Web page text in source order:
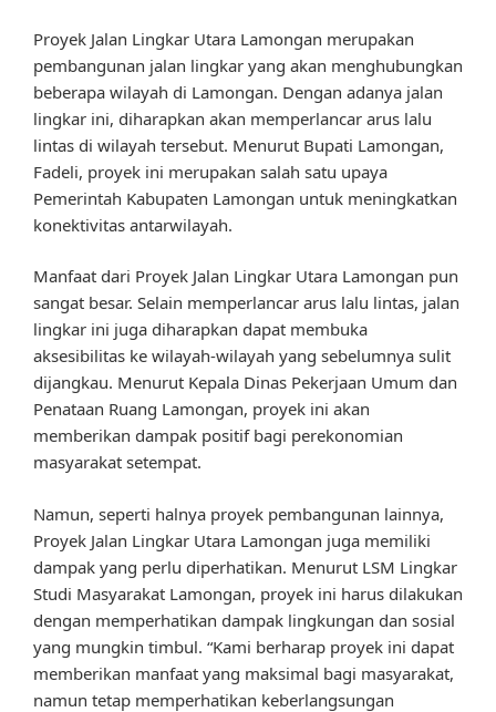
Proyek Jalan Lingkar Utara Lamongan merupakan
pembangunan jalan lingkar yang akan menghubungkan
beberapa wilayah di Lamongan. Dengan adanya jalan
lingkar ini, diharapkan akan memperlancar arus lalu
lintas di wilayah tersebut. Menurut Bupati Lamongan,
Fadeli, proyek ini merupakan salah satu upaya
Pemerintah Kabupaten Lamongan untuk meningkatkan
konektivitas antarwilayah.
Manfaat dari Proyek Jalan Lingkar Utara Lamongan pun
sangat besar. Selain memperlancar arus lalu lintas, jalan
lingkar ini juga diharapkan dapat membuka
aksesibilitas ke wilayah-wilayah yang sebelumnya sulit
dijangkau. Menurut Kepala Dinas Pekerjaan Umum dan
Penataan Ruang Lamongan, proyek ini akan
memberikan dampak positif bagi perekonomian
masyarakat setempat.
Namun, seperti halnya proyek pembangunan lainnya,
Proyek Jalan Lingkar Utara Lamongan juga memiliki
dampak yang perlu diperhatikan. Menurut LSM Lingkar
Studi Masyarakat Lamongan, proyek ini harus dilakukan
dengan memperhatikan dampak lingkungan dan sosial
yang mungkin timbul. “Kami berharap proyek ini dapat
memberikan manfaat yang maksimal bagi masyarakat,
namun tetap memperhatikan keberlangsungan